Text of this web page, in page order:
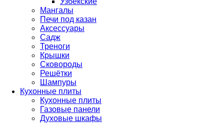
Мангалы
Печи под казан
Аксессуары
Садж
Треноги
Крышки
Сковороды
Решётки
Шампуры
Кухонные плиты
Кухонные плиты
Газовые панели
Духовые шкафы